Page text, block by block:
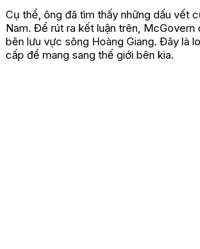
Cụ thể, ông đã tìm thấy những dấu vết
Nam. Để rút ra kết luận trên,
bên lưu vực sông Hoàng Giang. Đây là
cấp để mang sang thế giới bên kia.